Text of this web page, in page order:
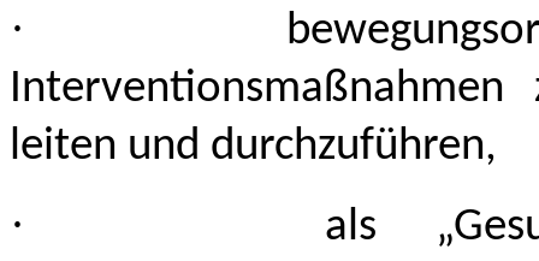
·
leiten und durchzuführen,
·
als